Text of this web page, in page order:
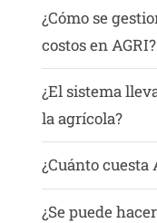
¿Cómo se
costos en AGRI?
¿El sistema
la agrícola?
¿Cuánto cuesta
¿Se puede